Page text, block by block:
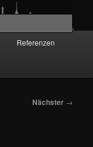
Referenzen
Nächster →